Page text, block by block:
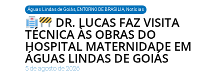
Águas Lindas de Goiás ENTORNO DE BRASILIA Notícias
DR. LUCAS FAZ VISITA
TÉCNICA ÀS OBRAS DO
HOSPITAL MATERNIDADE EM
ÁGUAS LINDAS DE GOIÁS
5 de agosto de 2026